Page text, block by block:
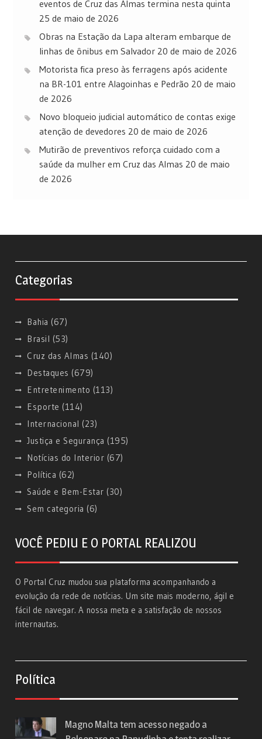
eventos de Cruz das Almas termina nesta quinta
25 de maio de 2026
Obras na Estação da Lapa alteram embarque de
linhas de ônibus em Salvador 20 de maio de 2026
Motorista fica preso às ferragens após acidente
na BR-101 entre Alagoinhas e Pedrão 20 de maio
de 2026
Novo bloqueio judicial automático de contas exige
atenção de devedores 20 de maio de 2026
Mutirão de preventivos reforça cuidado com a
saúde da mulher em Cruz das Almas 20 de maio
de 2026
Categorias
Bahia (67)
Brasil (53)
Cruz das Almas (140)
Destaques (679)
Entretenimento (113)
Esporte (114)
Internacional (23)
Justiça e Segurança (195)
Notícias do Interior (67)
Política (62)
Saúde e Bem-Estar (30)
Sem categoria (6)
VOCÊ PEDIU E O PORTAL REALIZOU
O Portal Cruz mudou sua plataforma acompanhando a
evolução da rede de notícias. Um site mais moderno, ágil e
fácil de navegar. A nossa meta e a satisfação de nossos
internautas.
Política
Magno Malta tem acesso negado a